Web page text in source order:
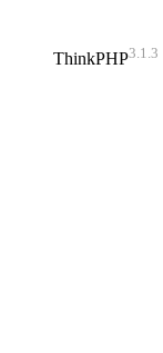
ThinkPHP3.1.3